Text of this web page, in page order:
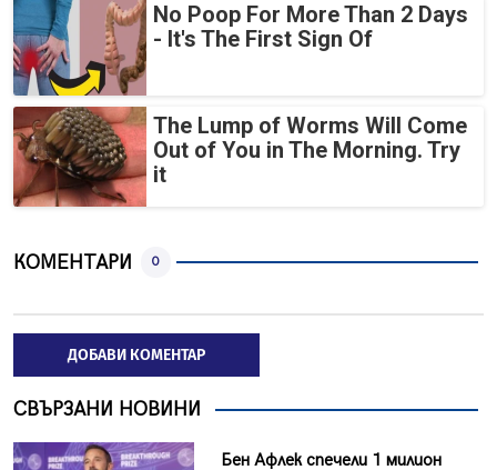
No Poop For More Than 2 Days
- It's The First Sign Of
The Lump of Worms Will Come
Out of You in The Morning. Try
it
КОМЕНТАРИ 0
ДОБАВИ КОМЕНТАР
СВЪРЗАНИ НОВИНИ
Бен Афлек спечели 1 милион